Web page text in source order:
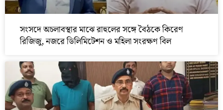
সংসদে অচলাবস্থার মাঝে রাহুলের সঙ্গে বৈঠকে কিরেণ
রিজিজু, নজরে ডিলিমিটেশন ও মহিলা সংরক্ষণ বিল